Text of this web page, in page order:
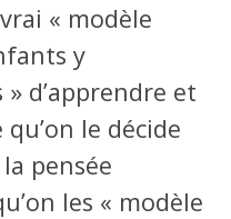
« modèle
y
d’apprendre et
le décide
pensée
les « modèle